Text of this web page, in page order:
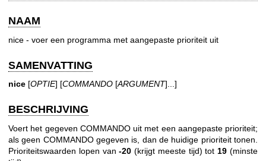
NAAM
nice - voer een programma met aangepaste prioriteit uit
SAMENVATTING
nice [OPTIE] [COMMANDO [ARGUMENT]...]
BESCHRIJVING
Voert het gegeven COMMANDO uit met een aangepaste prioriteit;
als geen COMMANDO gegeven is, dan de huidige prioriteit tonen.
Prioriteitswaarden lopen van-20 (krijgt meeste tijd) tot 19 (minste